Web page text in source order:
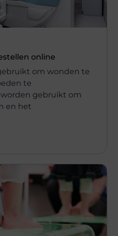
online
om wonden te
te
gebruikt om
en het